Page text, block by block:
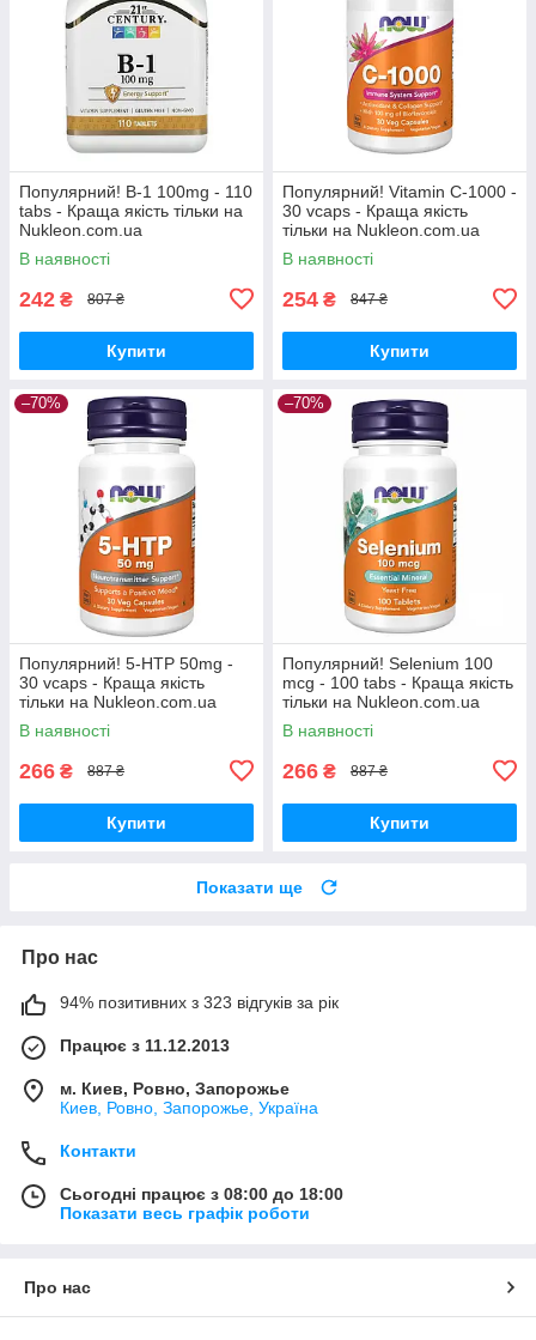
Популярний! B-1 100mg - 110
tabs - Краща якість тільки на
Nukleon.com.ua
В наявності
242 ₴ 807 ₴
Купити
Популярний! Vitamin C-1000 -
30 vcaps - Краща якість
тільки на Nukleon.com.ua
В наявності
254 ₴ 847 ₴
Купити
–70%
Популярний! 5-HTP 50mg -
30 vcaps - Краща якість
тільки на Nukleon.com.ua
В наявності
266 ₴ 887 ₴
Купити
–70%
Популярний! Selenium 100
mcg - 100 tabs - Краща якість
тільки на Nukleon.com.ua
В наявності
266 ₴ 887 ₴
Купити
Показати ще
Про нас
94% позитивних з 323 відгуків за рік
Працює з 11.12.2013
м. Киев, Ровно, Запорожье
Киев, Ровно, Запорожье, Україна
Контакти
Сьогодні працює з 08:00 до 18:00
Показати весь графік роботи
Про нас